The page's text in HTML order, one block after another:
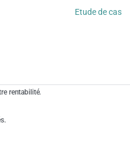
Etude de cas
rentabilité.